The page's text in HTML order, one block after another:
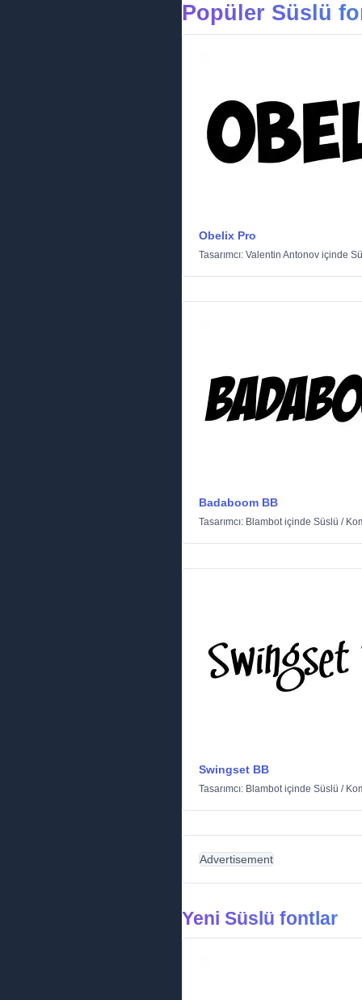
Popüler Süslü
Obelix Pro
Tasarımcı: Valentin Antonov içinde
Badaboom BB
Tasarımcı: Blambotiçinde Süslü /
Swingset BB
Tasarımcı: Blambotiçinde Süslü /
Advertisement
Yeni Süslü fontlar